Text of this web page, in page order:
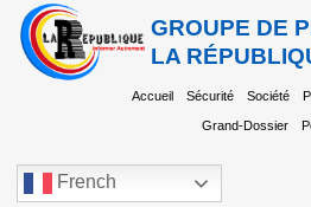
GROUPE DE
LA
Accueil Sécurité Société
Grand-Dossier
French